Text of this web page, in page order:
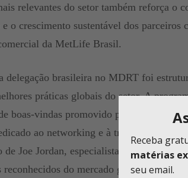
relevantes do setor também reforça o
e o crescimento sustentável dos
da MetLife Brasil.
delegação brasileira no MDRT foi
práticas globais do setor. A
boas-vindas promovido pela MetLife,
ao networking e à troca de
de Joe Jordan, especialista internacional
reconhecidos do mercado global de